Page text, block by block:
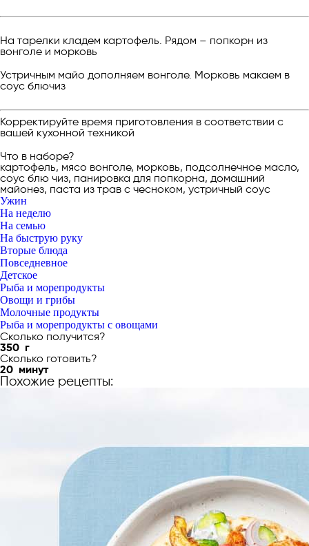
На тарелки кладем картофель. Рядом – попкорн из
вонголе и морковь
Устричным майо дополняем вонголе. Морковь макаем в
соус блючиз
Корректируйте время приготовления в соответствии с
вашей кухонной техникой
Что в наборе?
картофель, мясо вонголе, морковь, подсолнечное масло,
соус блю чиз, панировка для попкорна, домашний
майонез, паста из трав с чесноком, устричный соус
Ужин
На неделю
На семью
На быструю руку
Вторые блюда
Повседневное
Детское
Рыба и морепродукты
Овощи и грибы
Молочные продукты
Рыба и морепродукты с овощами
Сколько получится?
350 г
Сколько готовить?
20 минут
Похожие рецепты: